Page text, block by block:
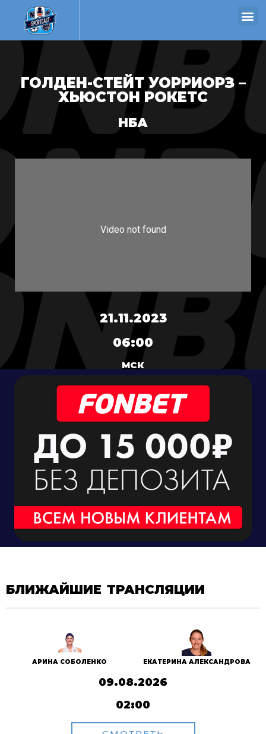
ГОЛДЕН-СТЕЙТ УОРРИОРЗ –
ХЬЮСТОН РОКЕТС
НБА
21.11.2023
06:00
МСК
БЛИЖАЙШИЕ ТРАНСЛЯЦИИ
АРИНА СОБОЛЕНКО ЕКАТЕРИНА АЛЕКСАНДРОВА
09.08.2026
02:00